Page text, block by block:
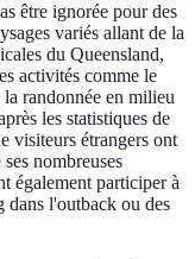
être ignorée pour des
variés allant de la
du Queensland,
activités comme le
randonnée en milieu
les statistiques de
visiteurs étrangers ont
nombreuses
également participer à
dans l'outback ou des